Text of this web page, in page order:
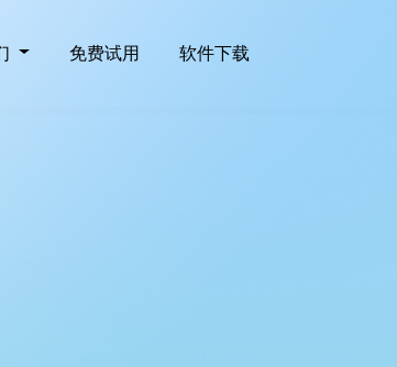
免费试用 软件下载